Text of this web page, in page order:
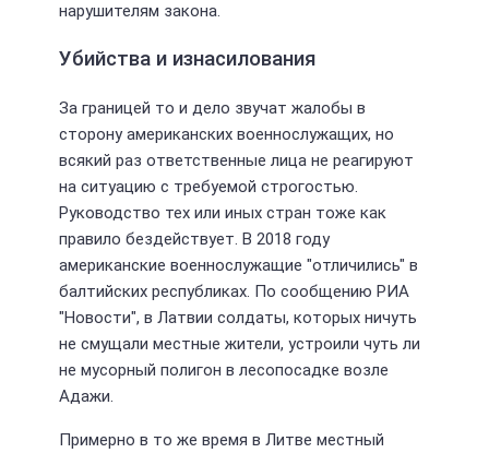
нарушителям закона.
Убийства и изнасилования
За границей то и дело звучат жалобы в
сторону американских военнослужащих, но
всякий раз ответственные лица не реагируют
на ситуацию с требуемой строгостью.
Руководство тех или иных стран тоже как
правило бездействует. В 2018 году
американские военнослужащие "отличились" в
балтийских республиках. По сообщению РИА
"Новости", в Латвии солдаты, которых ничуть
не смущали местные жители, устроили чуть ли
не мусорный полигон в лесопосадке возле
Адажи.
Примерно в то же время в Литве местный